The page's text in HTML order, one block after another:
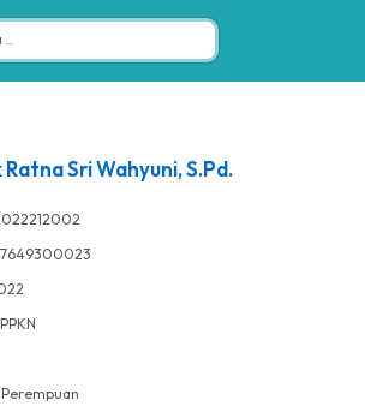
Ratna Sri Wahyuni, S.Pd.
Perempuan